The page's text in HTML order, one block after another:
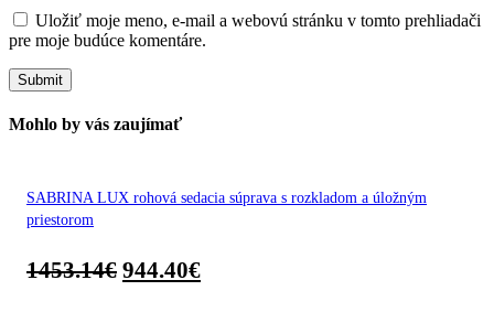
Uložiť moje meno, e-mail a webovú stránku v tomto prehliadači
pre moje budúce komentáre.
Mohlo by vás zaujímať
SABRINA LUX rohová sedacia súprava s rozkladom a úložným
priestorom
1453.14€ 944.40€